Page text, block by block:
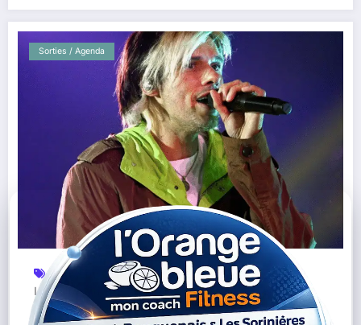
Sorties / Agenda
Billetterie Concerts,Concert Nantes ,Musique
Live, Orelsan Rap Français,Tournée 2026,Zénith
Nantes